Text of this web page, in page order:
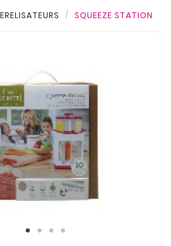
SQUEEZE STATION